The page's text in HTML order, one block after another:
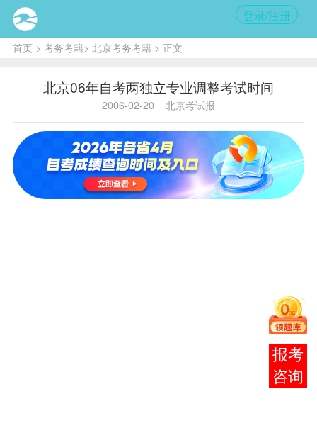
登录/注册
首页> 考务考籍> 北京考务考籍 > 正文
北京06年自考两独立专业调整考试时间
2006-02-20 北京考试报
内容提
调查与
分析专业
（独立本
报考
咨询